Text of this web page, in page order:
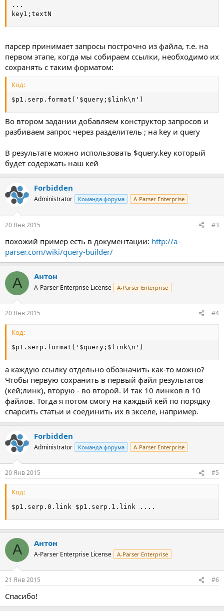
...
key1;textN
парсер принимает запросы построчно из файла, т.е. на
первом этапе, когда мы собираем ссылки, необходимо их
сохранять с таким форматом:
Код:
$p1.serp.format('$query;$link\n')
Во втором задании добавляем конструктор запросов и
разбиваем запрос через разделитель ; на key и query
В результате можно использовать $query.key который
будет содержать наш кей
Forbidden
Administrator Команда форума A-Parser Enterprise
20 Янв 2015 #3
похожий пример есть в документации: http://a-
parser.com/wiki/query-builder/
А Антон
A-Parser Enterprise License A-Parser Enterprise
20 Янв 2015 #4
Код:
$p1.serp.format('$query;$link\n')
а каждую ссылку отдельно обозначить как-то можно?
Чтобы первую сохранить в первый файл результатов
(кей;линк), вторую - во второй. И так 10 линков в 10
файлов. Тогда я потом смогу на каждый кей по порядку
спарсить статьи и соединить их в экселе, например.
Forbidden
Administrator Команда форума A-Parser Enterprise
20 Янв 2015 #5
Код:
$p1.serp.0.link $p1.serp.1.link ....
А Антон
A-Parser Enterprise License A-Parser Enterprise
21 Янв 2015 #6
Спасибо!